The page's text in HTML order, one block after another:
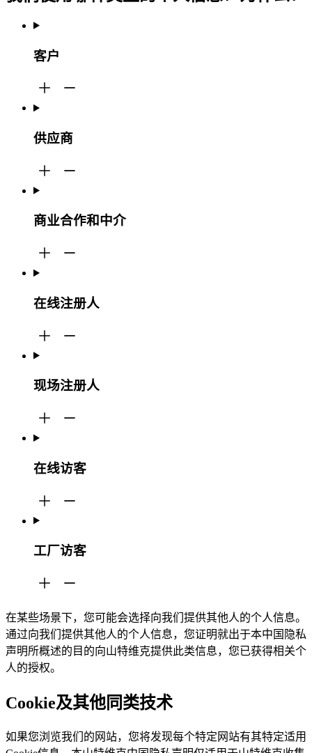
客户
供应商
商业合作和中介
在线注册人
现场注册人
在线访客
工厂访客
在某些场景下，您可能会选择向我们提供其他人的个人信息。
通过向我们提供其他人的个人信息，您证明就出于本中国隐私
声明所概述的目的向山特维克提供此类信息，您已获得相关个
人的授权。
Cookie及其他同类技术
如果您浏览我们的网站，您将发现每个特定网站有其特定适用